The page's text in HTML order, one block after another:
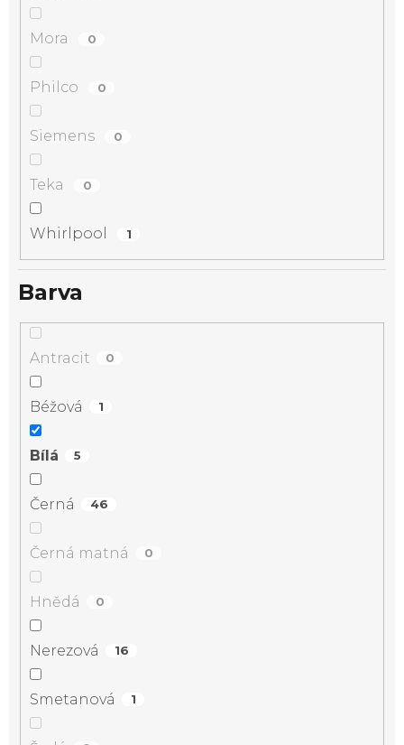
Mora 0
Philco 0
Siemens 0
Teka 0
Whirlpool 1
Barva
Antracit 0
Béžová 1
Bílá 5
Černá 46
Černá matná 0
Hnědá 0
Nerezová 16
Smetanová 1